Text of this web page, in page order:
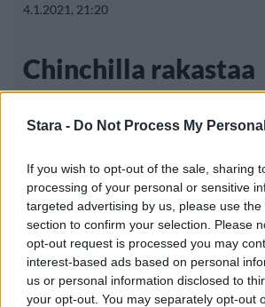
Stara - Do Not Process My
If you wish to opt-out of the sale, sharing
processing of your personal or sensitive
targeted advertising by us, please use
section to confirm your selection. Please
opt-out request is processed you may
interest-based ads based on personal
us or personal information disclosed to
your opt-out. You may separately opt-out
4.1.2021, 21:20
Chinchilla rakastaa
hyvinvointihetkeä
Chinchillat ovat suosittuja
mutta niiden tila luonnossa on